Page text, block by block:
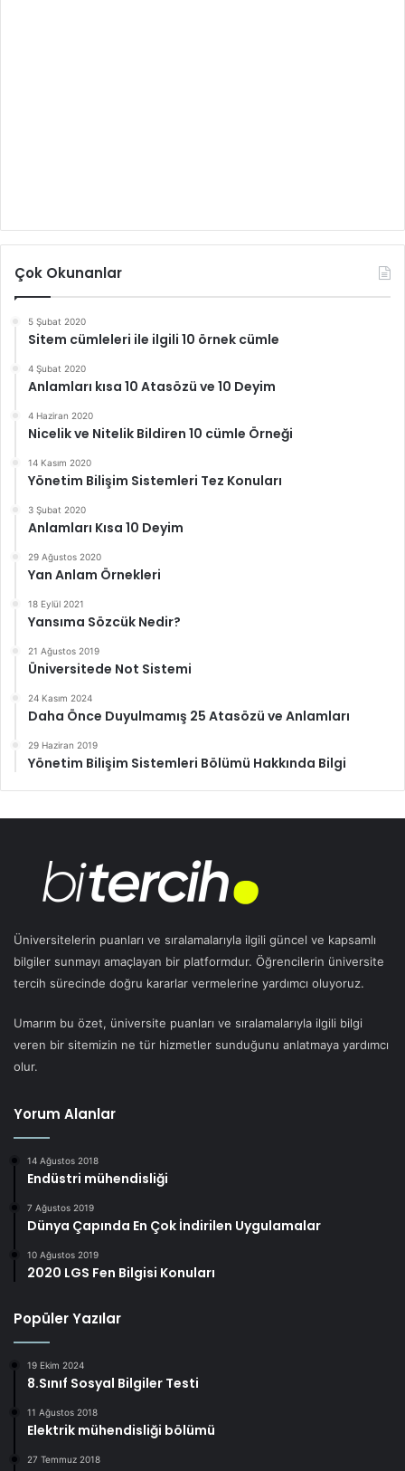
Çok Okunanlar
5 Şubat 2020
Sitem cümleleri ile ilgili 10 örnek cümle
4 Şubat 2020
Anlamları kısa 10 Atasözü ve 10 Deyim
4 Haziran 2020
Nicelik ve Nitelik Bildiren 10 cümle Örneği
14 Kasım 2020
Yönetim Bilişim Sistemleri Tez Konuları
3 Şubat 2020
Anlamları Kısa 10 Deyim
29 Ağustos 2020
Yan Anlam Örnekleri
18 Eylül 2021
Yansıma Sözcük Nedir?
21 Ağustos 2019
Üniversitede Not Sistemi
24 Kasım 2024
Daha Önce Duyulmamış 25 Atasözü ve Anlamları
29 Haziran 2019
Yönetim Bilişim Sistemleri Bölümü Hakkında Bilgi
Üniversitelerin puanları ve sıralamalarıyla ilgili güncel ve kapsamlı
bilgiler sunmayı amaçlayan bir platformdur. Öğrencilerin üniversite
tercih sürecinde doğru kararlar vermelerine yardımcı oluyoruz.
Umarım bu özet, üniversite puanları ve sıralamalarıyla ilgili bilgi
veren bir sitemizin ne tür hizmetler sunduğunu anlatmaya yardımcı
olur.
Yorum Alanlar
14 Ağustos 2018
Endüstri mühendisliği
7 Ağustos 2019
Dünya Çapında En Çok İndirilen Uygulamalar
10 Ağustos 2019
2020 LGS Fen Bilgisi Konuları
Popüler Yazılar
19 Ekim 2024
8.Sınıf Sosyal Bilgiler Testi
11 Ağustos 2018
Elektrik mühendisliği bölümü
27 Temmuz 2018